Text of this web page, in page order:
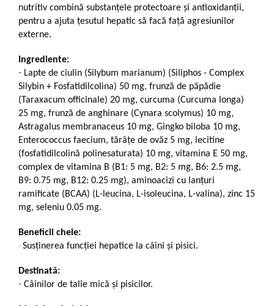
nutritiv combină substanțele protectoare și antioxidanții,
pentru a ajuta țesutul hepatic să facă față agresiunilor
externe.
Ingrediente:
· Lapte de ciulin (Silybum marianum) (Siliphos - Complex
Silybin + Fosfatidilcolina) 50 mg, frunză de păpădie
(Taraxacum officinale) 20 mg, curcuma (Curcuma longa)
25 mg, frunză de anghinare (Cynara scolymus) 10 mg,
Astragalus membranaceus 10 mg, Gingko biloba 10 mg,
Enterococcus faecium, tărâțe de ovăz 5 mg, lecitine
(fosfatidilcolină polinesaturata) 10 mg, vitamina E 50 mg,
complex de vitamina B (B1: 5 mg, B2: 5 mg, B6: 2.5 mg,
B9: 0.75 mg, B12: 0.25 mg), aminoacizi cu lanțuri
ramificate (BCAA) (L-leucina, L-isoleucina, L-valina), zinc 15
mg, seleniu 0.05 mg.
Beneficii cheie:
· Susținerea funcției hepatice la câini și pisici.
Destinată:
· Câinilor de talie mică și pisicilor.